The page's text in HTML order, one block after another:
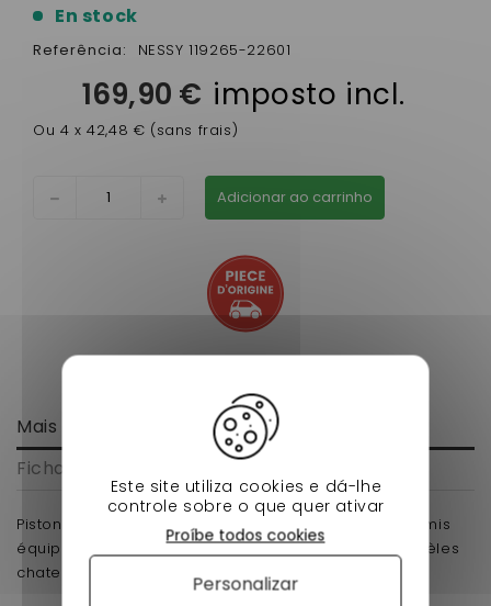
En stock
Referência: NESSY 119265-22601
169,90 € imposto incl.
Ou 4 x 42,48 € (sans frais)
Adicionar ao carrinho
Mais informação
Ficha de dados
Piston moteur yanmar 2tne68 pour voiture sans permis
équipé du moteur yanmar qui s adapte sur les modèles
chatenet bellier microcar jdm voiture sans permis
Este site utiliza cookies e dá-lhe
controle sobre o que quer ativar
Proíbe todos cookies
Personalizar